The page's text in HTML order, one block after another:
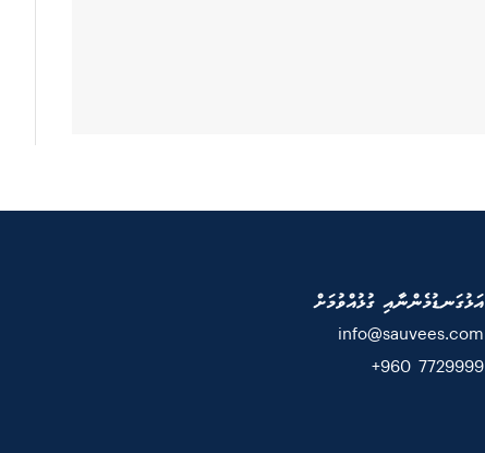
އަޅުގަނޑުމެންނާއި ގުޅުއްވުމަށް
info@sauvees.com
7729999 960+